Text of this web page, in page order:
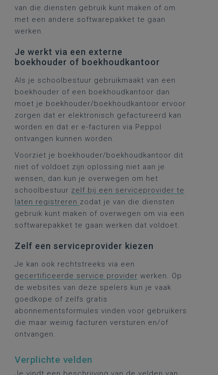
van die diensten gebruik kunt maken of om
met een andere softwarepakket te gaan
werken.
Je werkt via een externe
boekhouder of boekhoudkantoor
Als je schoolbestuur gebruikmaakt van een
boekhouder of een boekhoudkantoor dan
moet je boekhouder/boekhoudkantoor ervoor
zorgen dat er elektronisch gefactureerd kan
worden en dat er e-facturen via Peppol
ontvangen kunnen worden.
Voorziet je boekhouder/boekhoudkantoor dit
niet of voldoet zijn oplossing niet aan je
wensen, dan kun je overwegen om het
schoolbestuur zelf bij een serviceprovider te
laten registreren zodat je van die diensten
gebruik kunt maken of overwegen om via een
softwarepakket te gaan werken dat voldoet.
Zelf een serviceprovider kiezen
Je kan ook rechtstreeks via een
gecertificeerde service provider werken. Op
de websites van deze spelers kun je vaak
goedkope of zelfs gratis
abonnementsformules vinden voor gebruikers
die maar weinig facturen versturen en/of
ontvangen.
Verplichte velden